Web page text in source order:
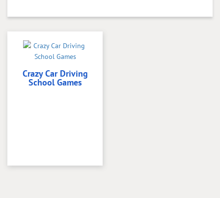
Crazy Car Driving
School Games